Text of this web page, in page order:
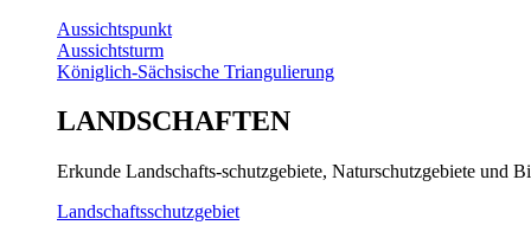
Aussichtspunkt
Aussichtsturm
Königlich-Sächsische Triangulierung
LANDSCHAFTEN
Erkunde Landschafts-schutzgebiete, Naturschutzgebiete und
Landschaftsschutzgebiet